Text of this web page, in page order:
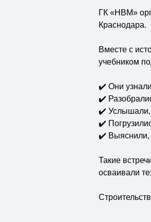
ГК «НВМ»
Краснодара.
Вместе с
учебником
✔️ Они узнали
✔️
✔️ Услышали,
✔️
✔️ Выяснили,
Такие
осваивали